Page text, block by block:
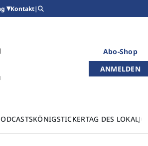
Kontakt|
Abo-Shop
ANMELDEN
KÖNIGSTICKERTAG DES